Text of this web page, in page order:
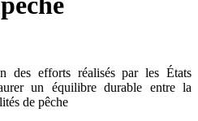
des efforts réalisés par les États
un équilibre durable entre la
de pêche